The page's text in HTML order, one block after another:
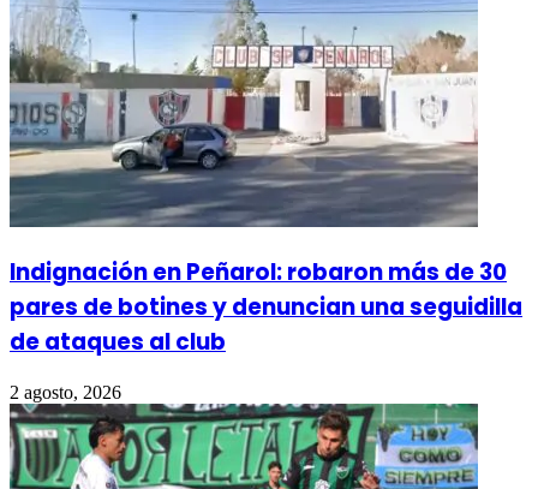
Indignación en Peñarol: robaron más de 30
pares de botines y denuncian una seguidilla
de ataques al club
2 agosto, 2026